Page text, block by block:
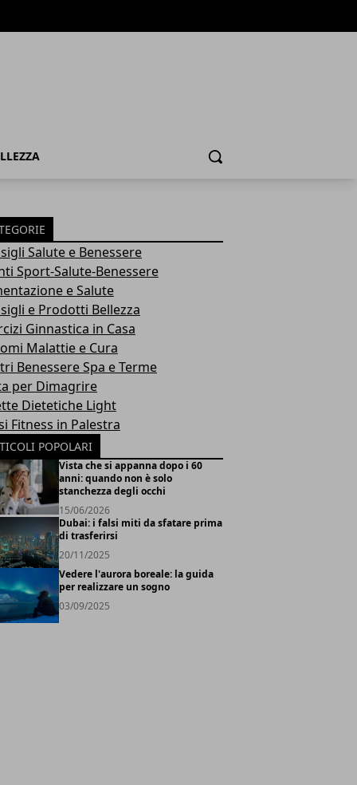
Cerca
Salute e Benessere
Sport-Salute-Benessere
e Salute
e Prodotti Bellezza
Ginnastica in Casa
Malattie e Cura
Benessere Spa e Terme
per Dimagrire
Dietetiche Light
Fitness in Palestra
POPOLARI
Vista che si appanna dopo i 60
anni: quando non è solo
stanchezza degli occhi
15/06/2026
Dubai: i falsi miti da sfatare prima
di trasferirsi
20/11/2025
Vedere l'aurora boreale: la guida
per realizzare un sogno
03/09/2025